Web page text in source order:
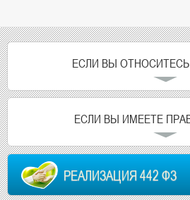
ЕСЛИ ВЫ ОТНОСИТЕСЬ
ЕСЛИ ВЫ ИМЕЕТЕ
РЕАЛИЗАЦИЯ 442 ФЗ